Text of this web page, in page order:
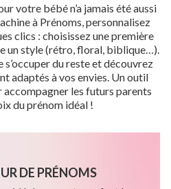
votre bébé n’a jamais été aussi
à Prénoms, personnalisez
clics : choisissez une première
un style (rétro, floral, biblique…).
s’occuper du reste et découvrez
adaptés à vos envies. Un outil
les futurs parents
du prénom idéal !
DE PRÉNOMS